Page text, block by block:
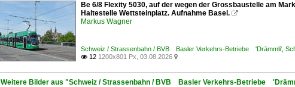
Be 6/8 Flexity 5030, auf der wegen der Grossbaustelle am
Haltestelle Wettsteinplatz. Aufnahme Basel. 
Markus Wagner
Schweiz / Strassenbahn / BVB Basler Verkehrs-Betriebe 'Drämmli'
 12 1200x801 Px, 03.08.2026 
Weitere Bilder aus "Schweiz / Strassenbahn / BVB Basler Verkehrs-Betriebe